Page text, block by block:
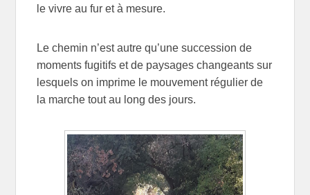
le vivre au fur et à mesure.
Le chemin n’est autre qu’une succession de
moments fugitifs et de paysages changeants sur
lesquels on imprime le mouvement régulier de
la marche tout au long des jours.